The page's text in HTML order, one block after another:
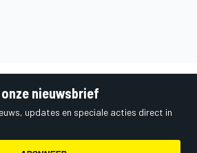
nieuwsbrief
updates en speciale acties direct in